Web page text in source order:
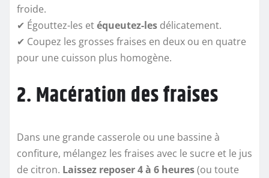
froide.
✔ Égouttez-les etéqueutez-les délicatement.
✔ Coupez les grosses fraises en deux ou en quatre
pour une cuisson plus homogène.
2. Macération des fraises
Dans une grande casserole ou une bassine à
confiture, mélangez les fraises avec le sucre et le jus
de citron. Laissez reposer 4 à 6 heures(ou toute